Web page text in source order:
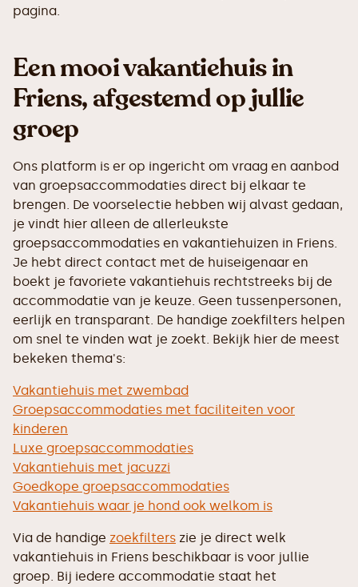
pagina.
Een mooi vakantiehuis in
Friens, afgestemd op jullie
groep
Ons platform is er op ingericht om vraag en aanbod
van groepsaccommodaties direct bij elkaar te
brengen. De voorselectie hebben wij alvast gedaan,
je vindt hier alleen de allerleukste
groepsaccommodaties en vakantiehuizen in Friens.
Je hebt direct contact met de huiseigenaar en
boekt je favoriete vakantiehuis rechtstreeks bij de
accommodatie van je keuze. Geen tussenpersonen,
eerlijk en transparant. De handige zoekfilters helpen
om snel te vinden wat je zoekt. Bekijk hier de meest
bekeken thema's:
Vakantiehuis met zwembad
Groepsaccommodaties met faciliteiten voor
kinderen
Luxe groepsaccommodaties
Vakantiehuis met jacuzzi
Goedkope groepsaccommodaties
Vakantiehuis waar je hond ook welkom is
Via de handige zoekfilters zie je direct welk
vakantiehuis in Friens beschikbaar is voor jullie
groep. Bij iedere accommodatie staat het